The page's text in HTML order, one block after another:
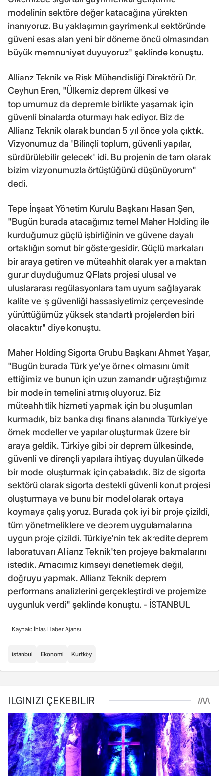
modelinin sektöre değer katacağına yürekten
inanıyoruz. Bu yaklaşımın gayrimenkul sektöründe
güveni esas alan yeni bir döneme öncü olmasından
büyük memnuniyet duyuyoruz" şeklinde konuştu.
Allianz Teknik ve Risk Mühendisliği Direktörü Dr.
Ceyhun Eren, "Ülkemiz deprem ülkesi ve
toplumumuz da depremle birlikte yaşamak için
güvenli binalarda oturmayı hak ediyor. Biz de
Allianz Teknik olarak bundan 5 yıl önce yola çıktık.
Vizyonumuz da 'Bilinçli toplum, güvenli yapılar,
sürdürülebilir gelecek' idi. Bu projenin de tam olarak
bizim vizyonumuzla örtüştüğünü düşünüyorum"
dedi.
Tepe İnşaat Yönetim Kurulu Başkanı Hasan Şen,
"Bugün burada atacağımız temel Maher Holding ile
kurduğumuz güçlü işbirliğinin ve güvene dayalı
ortaklığın somut bir göstergesidir. Güçlü markaları
bir araya getiren ve müteahhit olarak yer almaktan
gurur duyduğumuz QFlats projesi ulusal ve
uluslararası regülasyonlara tam uyum sağlayarak
kalite ve iş güvenliği hassasiyetimiz çerçevesinde
yürüttüğümüz yüksek standartlı projelerden biri
olacaktır" diye konuştu.
Maher Holding Sigorta Grubu Başkanı Ahmet Yaşar,
"Bugün burada Türkiye'ye örnek olmasını ümit
ettiğimiz ve bunun için uzun zamandır uğraştığımız
bir modelin temelini atmış oluyoruz. Biz
müteahhitlik hizmeti yapmak için bu oluşumları
kurmadık, biz banka dışı finans alanında Türkiye'ye
örnek modeller ve yapılar oluşturmak üzere bir
araya geldik. Türkiye gibi bir deprem ülkesinde,
güvenli ve dirençli yapılara ihtiyaç duyulan ülkede
bir model oluşturmak için çabaladık. Biz de sigorta
sektörü olarak sigorta destekli güvenli konut projesi
oluşturmaya ve bunu bir model olarak ortaya
koymaya çalışıyoruz. Burada çok iyi bir proje çizildi,
tüm yönetmeliklere ve deprem uygulamalarına
uygun proje çizildi. Türkiye'nin tek akredite deprem
laboratuvarı Allianz Teknik'ten projeye bakmalarını
istedik. Amacımız kimseyi denetlemek değil,
doğruyu yapmak. Allianz Teknik deprem
performans analizlerini gerçekleştirdi ve projemize
uygunluk verdi" şeklinde konuştu. - İSTANBUL
Kaynak: İhlas Haber Ajansı
istanbul Ekonomi Kurtköy